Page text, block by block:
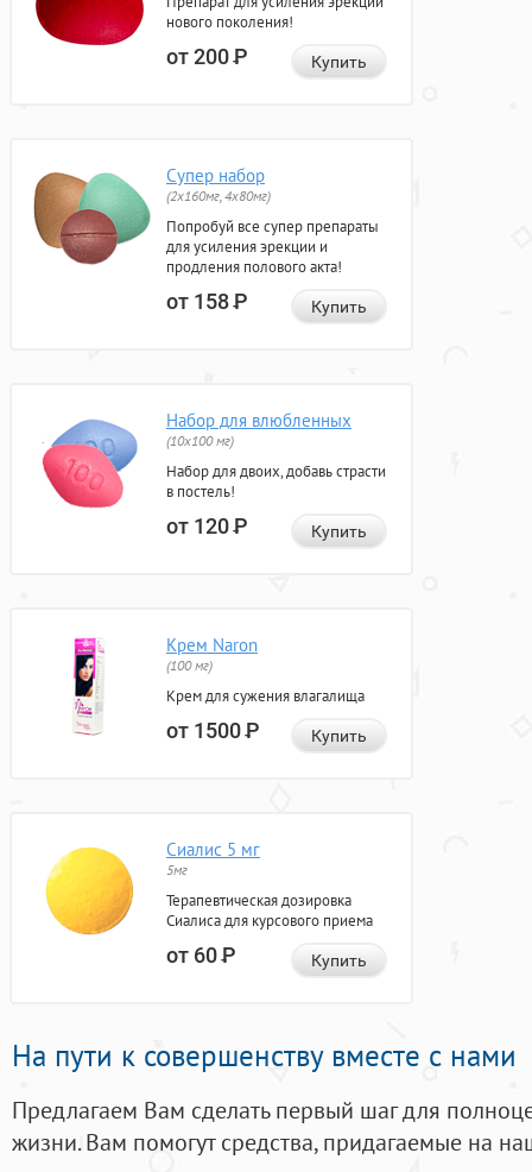
нового поколения!
от 200Р Купить
Супер набор
(2х160мг, 4х80мг)
Попробуй все супер препараты
для усиления эрекции и
продления полового акта!
от 158Р Купить
Набор для влюбленных
(10х100 мг)
Набор для двоих, добавь страсти
в постель!
от 120Р Купить
Крем Naron
(100 мг)
Крем для сужения влагалища
от 1500Р Купить
Сиалис 5 мг
5мг
Терапевтическая дозировка
Сиалиса для курсового приема
от 60Р Купить
На пути к совершенству вместе с нами
Предлагаем Вам сделать первый шаг для
жизни. Вам помогут средства, придагаемые на